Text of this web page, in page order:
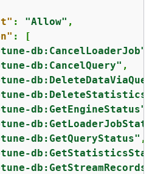
: "Allow" ,
: [
db:CancelLoaderJob"
db:CancelQuery" ,
db:DeleteDataViaQuery"
db:DeleteStatistics"
db:GetEngineStatus"
db:GetLoaderJobStatus"
db:GetQueryStatus" ,
db:GetStreamRecords"